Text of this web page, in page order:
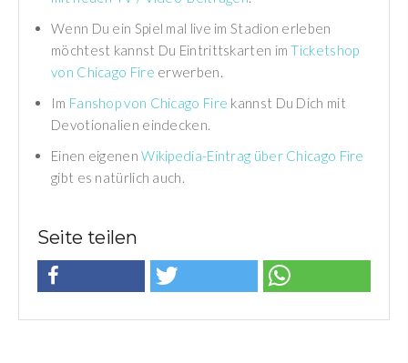
Wenn Du ein Spiel mal live im Stadion erleben
möchtest kannst Du Eintrittskarten imTicketshop
von Chicago Fire erwerben.
Im Fanshop von Chicago Fire kannst Du Dich mit
Devotionalien eindecken.
Einen eigenenWikipedia-Eintrag über Chicago Fire
gibt es natürlich auch.
Seite teilen